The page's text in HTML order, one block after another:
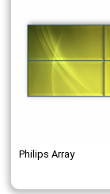
Philips Array